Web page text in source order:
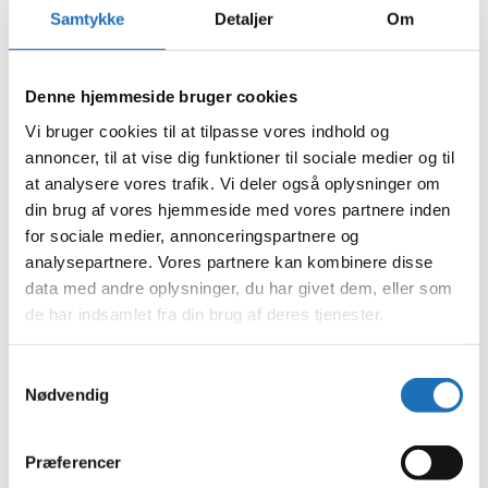
Samtykke Detaljer Om
Denne hjemmeside bruger cookies
Vi bruger cookies til at tilpasse vores indhold og
annoncer, til at vise dig funktioner til sociale medier og til
at analysere vores trafik. Vi deler også oplysninger om
din brug af vores hjemmeside med vores partnere inden
for sociale medier, annonceringspartnere og
analysepartnere. Vores partnere kan kombinere disse
data med andre oplysninger, du har givet dem, eller som
de har indsamlet fra din brug af deres tjenester.
Nødvendig
Præferencer
juni 2024
maj 2024
april 2024
februar 2024
januar 2024
december 2023
november 2023
oktober 2023
september 2023
august 2023
juli 2023
juni 2023
maj 2023
april 2023
januar 2023
december 2022
september 2022
juni 2022